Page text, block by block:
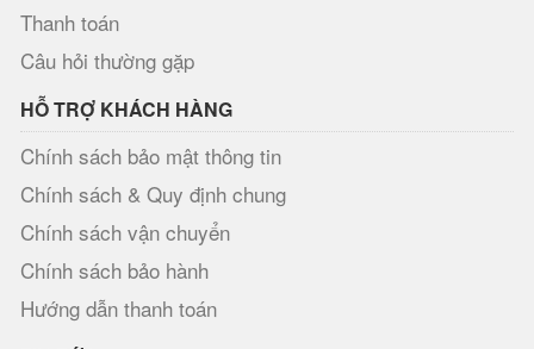
Thanh toán
Câu hỏi thường gặp
HỖ TRỢ KHÁCH HÀNG
Chính sách bảo mật thông tin
Chính sách & Quy định chung
Chính sách vận chuyển
Chính sách bảo hành
Hướng dẫn thanh toán